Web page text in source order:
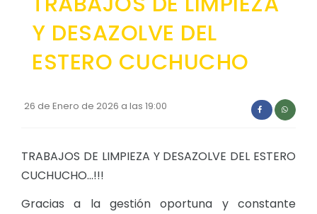
GESTIÓN ADMINISTRATIVA
Plan de desarrollo y Ordenamiento Territorial -
PRESUPUESTO: EJECUCIÓN Y REPORTES
Cédulas presupuestarias y balances
Y DESAZOLVE DEL
ESTERO CUCHUCHO
26 de Enero de 2026 a las 19:00
TRABAJOS DE LIMPIEZA Y DESAZOLVE DEL ESTERO
CUCHUCHO...!!!
Gracias a la gestión oportuna y constante